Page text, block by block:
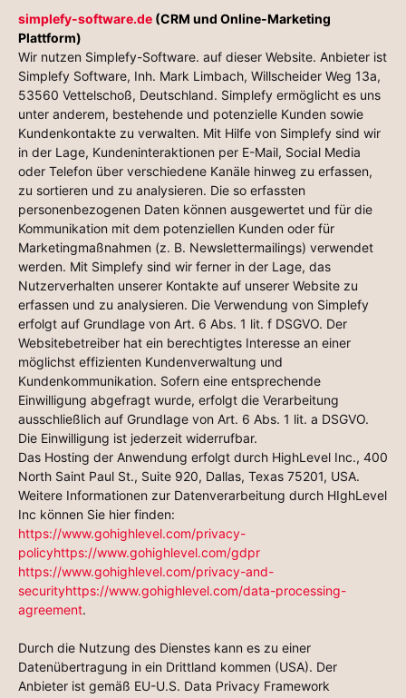
simplefy-software.de (CRM und Online-Marketing
Plattform)
Wir nutzen Simplefy-Software. auf dieser Website. Anbieter ist
Simplefy Software, Inh. Mark Limbach, Willscheider Weg 13a,
53560 Vettelschoß, Deutschland. Simplefy ermöglicht es uns
unter anderem, bestehende und potenzielle Kunden sowie
Kundenkontakte zu verwalten. Mit Hilfe von Simplefy sind wir
in der Lage, Kundeninteraktionen per E-Mail, Social Media
oder Telefon über verschiedene Kanäle hinweg zu erfassen,
zu sortieren und zu analysieren. Die so erfassten
personenbezogenen Daten können ausgewertet und für die
Kommunikation mit dem potenziellen Kunden oder für
Marketingmaßnahmen (z. B. Newslettermailings) verwendet
werden. Mit Simplefy sind wir ferner in der Lage, das
Nutzerverhalten unserer Kontakte auf unserer Website zu
erfassen und zu analysieren. Die Verwendung von Simplefy
erfolgt auf Grundlage von Art. 6 Abs. 1 lit. f DSGVO. Der
Websitebetreiber hat ein berechtigtes Interesse an einer
möglichst effizienten Kundenverwaltung und
Kundenkommunikation. Sofern eine entsprechende
Einwilligung abgefragt wurde, erfolgt die Verarbeitung
ausschließlich auf Grundlage von Art. 6 Abs. 1 lit. a DSGVO.
Die Einwilligung ist jederzeit widerrufbar.
Das Hosting der Anwendung erfolgt durch HighLevel Inc., 400
North Saint Paul St., Suite 920, Dallas, Texas 75201, USA.
Weitere Informationen zur Datenverarbeitung durch HIghLevel
Inc können Sie hier finden:
https://www.gohighlevel.com/privacy-
policyhttps://www.gohighlevel.com/gdpr
https://www.gohighlevel.com/privacy-and-
securityhttps://www.gohighlevel.com/data-processing-
agreement.
Durch die Nutzung des Dienstes kann es zu einer
Datenübertragung in ein Drittland kommen (USA). Der
Anbieter ist gemäß EU-U.S. Data Privacy Framework